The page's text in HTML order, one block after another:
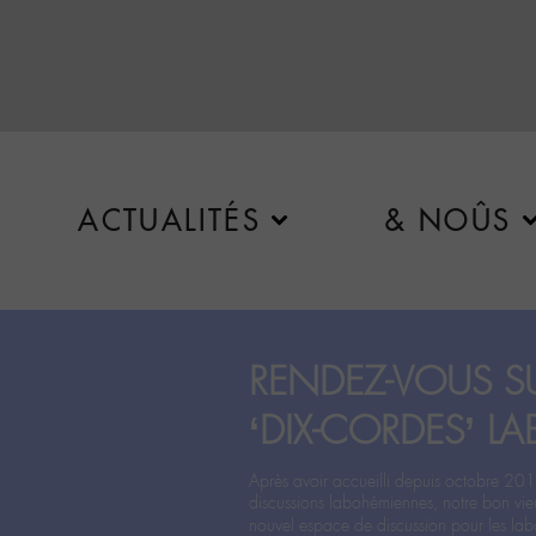
ACTUALITÉS & NOÛS
RENDEZ-VOUS
‘DIX-CORDES’
Après avoir accueilli depuis octobre
discussions labohémiennes, notre bon
nouvel espace de discussion pour les